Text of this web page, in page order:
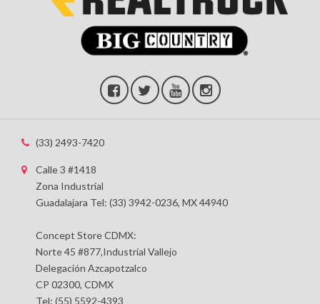
(33) 2493-7420
Calle 3 #1418
Zona Industrial
Guadalajara Tel: (33) 3942-0236, MX 44940
Concept Store CDMX:
Norte 45 #877,Industrial Vallejo
Delegación Azcapotzalco
CP 02300, CDMX
Tel: (55) 5592-4393